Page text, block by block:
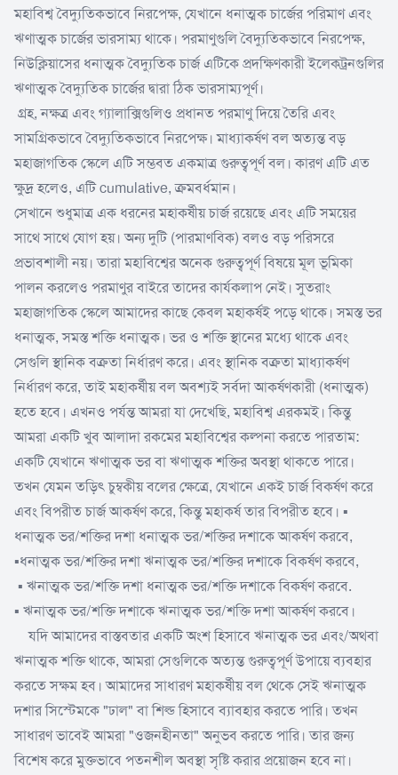
মহাবিশ্ব বৈদ্যুতিকভাবে নিরপেক্ষ, যেখানে ধনাত্মক চার্জের পরিমাণ এবং
ঋণাত্মক চার্জের ভারসাম্য থাকে। পরমাণুগুলি বৈদ্যুতিকভাবে নিরপেক্ষ,
নিউক্লিয়াসের ধনাত্মক বৈদ্যুতিক চার্জ এটিকে প্রদক্ষিণকারী ইলেকট্রনগুলির
ঋণাত্মক বৈদ্যুতিক চার্জের দ্বারা ঠিক ভারসাম্যপূর্ণ।
গ্রহ, নক্ষত্র এবং গ্যালাক্সিগুলিও প্রধানত পরমাণু দিয়ে তৈরি এবং
সামগ্রিকভাবে বৈদ্যুতিকভাবে নিরপেক্ষ। মাধ্যাকর্ষণ বল অত্যন্ত বড়
মহাজাগতিক স্কেলে এটি সম্ভবত একমাত্র গুরুত্বপূর্ণ বল। কারণ এটি এত
ক্ষুদ্র হলেও, এটি cumulative, ক্রমবর্ধমান।
সেখানে শুধুমাত্র এক ধরনের মহাকর্ষীয় চার্জ রয়েছে এবং এটি সময়ের
সাথে সাথে যোগ হয়। অন্য দুটি (পারমাণবিক) বলও বড় পরিসরে
প্রভাবশালী নয়। তারা মহাবিশ্বের অনেক গুরুত্বপূর্ণ বিষয়ে মূল ভূমিকা
পালন করলেও পরমাণুর বাইরে তাদের কার্যকলাপ নেই। সুতরাং
মহাজাগতিক স্কেলে আমাদের কাছে কেবল মহাকর্ষ‌ই পড়ে থাকে। সমস্ত ভর
ধনাত্মক, সমস্ত শক্তি ধনাত্মক। ভর ও শক্তি স্থানের মধ্যে থাকে এবং
সেগুলি স্থানিক বক্রতা নির্ধারণ করে। এবং স্থানিক বক্রতা মাধ্যাকর্ষণ
নির্ধারণ করে, তাই মহাকর্ষীয় বল অবশ্যই সর্বদা আকর্ষণকারী (ধনাত্মক)
হতে হবে। এখনও পর্যন্ত আমরা যা দেখেছি, মহাবিশ্ব এরকম‌ই। কিন্তু
আমরা একটি খুব আলাদা রকমের মহাবিশ্বের কল্পনা করতে পারতাম:
একটি যেখানে ঋণাত্মক ভর বা ঋণাত্মক শক্তির অবস্থা থাকতে পারে।
তখন যেমন তড়িৎ চুম্বকীয় বলের ক্ষেত্রে, যেখানে এক‌ই চার্জ বিকর্ষণ করে
এবং বিপরীত চার্জ আকর্ষণ করে, কিন্তু মহাকর্ষ তার বিপরীত হবে। ▪️
ধনাত্মক ভর/শক্তির দশা ধনাত্মক ভর/শক্তির দশাকে আকর্ষণ করবে,
▪️ধনাত্মক ভর/শক্তির দশা ঋনাত্মক ভর/শক্তির দশাকে বিকর্ষণ করবে,
▪️ ঋনাত্মক ভর/শক্তি দশা ধনাত্মক ভর/শক্তি দশাকে বিকর্ষণ করবে.
▪️ ঋনাত্মক ভর/শক্তি দশাকে ঋনাত্মক ভর/শক্তি দশা আকর্ষণ করবে।
যদি আমাদের বাস্তবতার একটি অংশ হিসাবে ঋনাত্মক ভর এবং/অথবা
ঋনাত্মক শক্তি থাকে, আমরা সেগুলিকে অত্যন্ত গুরুত্বপূর্ণ উপায়ে ব্যবহার
করতে সক্ষম হব। আমাদের সাধারণ মহাকর্ষীয় বল থেকে সেই ঋনাত্মক
দশার সিস্টেমকে "ঢাল" বা শিল্ড হিসাবে ব্যাবহার করতে পারি। তখন
সাধারণ ভাবেই আমরা "ওজনহীনতা" অনুভব করতে পারি। তার জন্য
বিশেষ করে মুক্তভাবে পতনশীল অবস্থা সৃষ্টি করার প্রয়োজন হবে না।